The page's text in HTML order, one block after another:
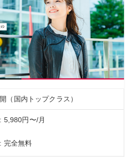
（国内トップクラス）
5,980円〜/月
完全無料